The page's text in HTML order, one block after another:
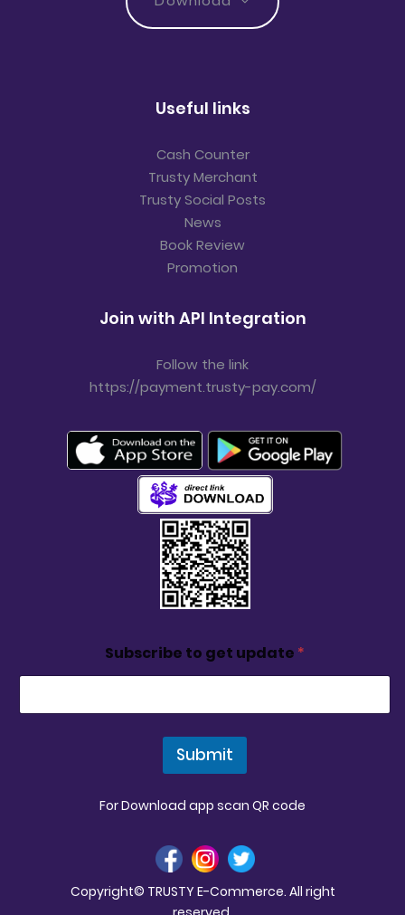
Useful links
Cash Counter
Trusty Merchant
Trusty Social Posts
News
Book Review
Promotion
Join with API Integration
Follow the link
https://payment.trusty-pay.com/
Subscribe to get update *
Submit
For Download app scan QR code
Copyright© TRUSTY E-Commerce. All right